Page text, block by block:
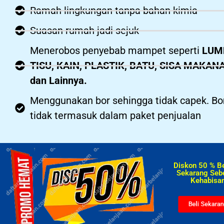
Ramah lingkungan tanpa bahan kimia
Suasan rumah jadi sejuk
Menerobos penyebab mampet seperti
TISU, KAIN, PLASTIK, BATU, SISA
dan Lainnya.
Menggunakan bor sehingga tidak capek.
tidak termasuk dalam paket penjualan
Diskon 50 %
Sekarang
Beli